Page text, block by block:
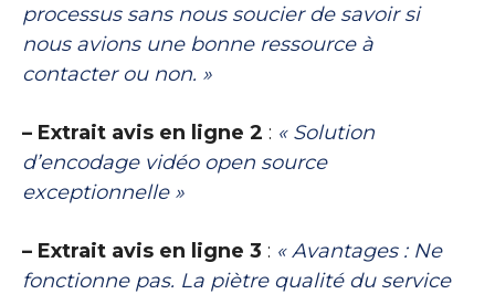
processus sans nous soucier de savoir si
nous avions une bonne ressource à
contacter ou non. »
– Extrait avis en ligne 2 : « Solution
d’encodage vidéo open source
exceptionnelle »
– Extrait avis en ligne 3 : « Avantages : Ne
fonctionne pas. La piètre qualité du service